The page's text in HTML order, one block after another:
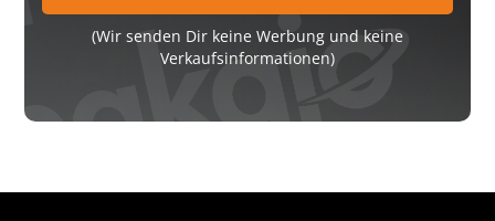
(Wir senden Dir keine Werbung und keine
Verkaufsinformationen)